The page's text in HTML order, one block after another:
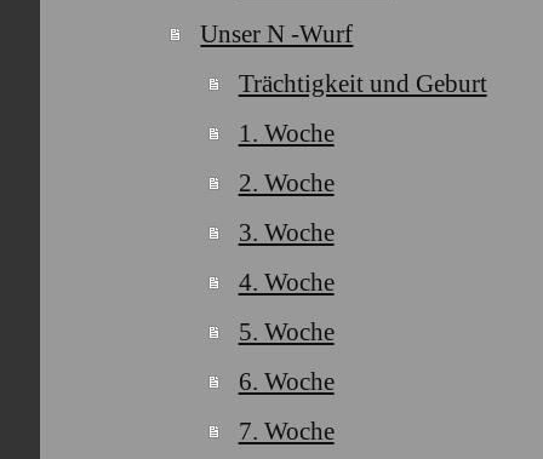
Unser N -Wurf
Trächtigkeit und Geburt
1. Woche
2. Woche
3. Woche
4. Woche
5. Woche
6. Woche
7. Woche